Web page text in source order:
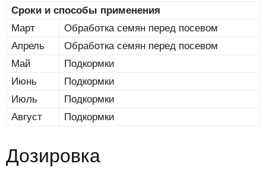
Сроки и способы применения
Март
Обработка семян перед посевом
Апрель
Обработка семян перед посевом
Май
Подкормки
Июнь
Подкормки
Июль
Подкормки
Август
Подкормки
Дозировка